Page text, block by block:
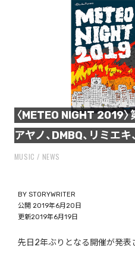
〈METEO NIGHT 2019
アヤノ、DMBQ、リミエ
MUSIC NEWS
BY STORYWRITER
公開 2019年6月20日
更新2019年6月19日
先日2年ぶりとなる開催が発表